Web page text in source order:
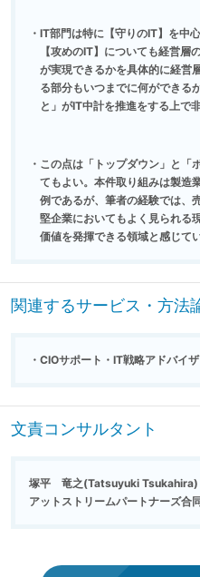
IT部門は特に【守りのIT】を中
【攻めのIT】についても経営
が実現できるかを具体的に経営
る部分もいつまでに何ができる
と」がIT中計を推進をする上で
この点は「トップダウン」と「
てもよい。本件取り組みは製
例であるが、筆者の経験では、
堅企業においてもよく見られる
価値を発揮できる領域と感じてい
関連するサービス・方法
CIOサポート・IT戦略アドバイ
文責コンサルタント
塚平 竜之(Tatsuyuki Tsukahira)
アットストリームパートナーズ合